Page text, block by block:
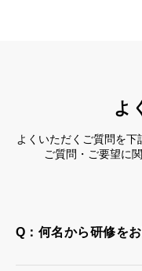
よ
よくいただくご質問を下
ご質問・ご要望に
Q：何名から研修を